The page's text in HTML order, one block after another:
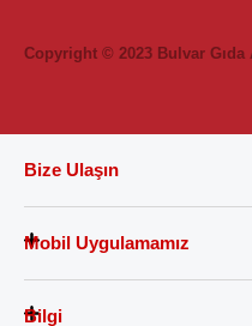
Copyright © 2023 Bulvar
Bize Ulaşın
Mobil Uygulamamız
Bilgi